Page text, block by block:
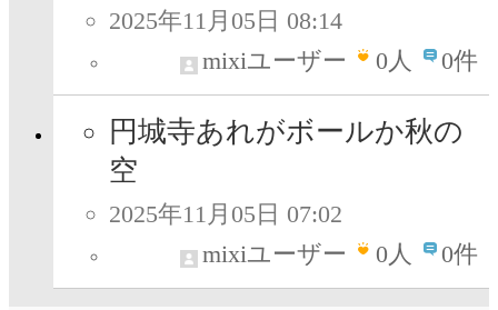
2025年11月05日 08:14
mixiユーザー
0人 0件
円城寺あれがボールか秋の
空
2025年11月05日 07:02
mixiユーザー
0人 0件